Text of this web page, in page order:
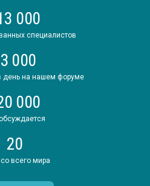
000
специалистов
000
день на нашем форуме
000
20
всего мира